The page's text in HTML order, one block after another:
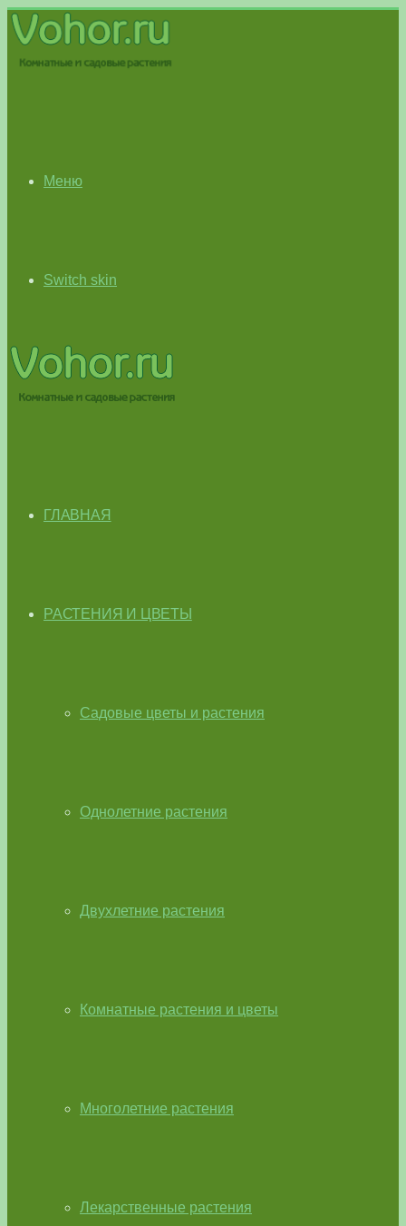
Меню
Switch skin
ГЛАВНАЯ
РАСТЕНИЯ И ЦВЕТЫ
Садовые цветы и растения
Однолетние растения
Двухлетние растения
Комнатные растения и цветы
Многолетние растения
Лекарственные растения